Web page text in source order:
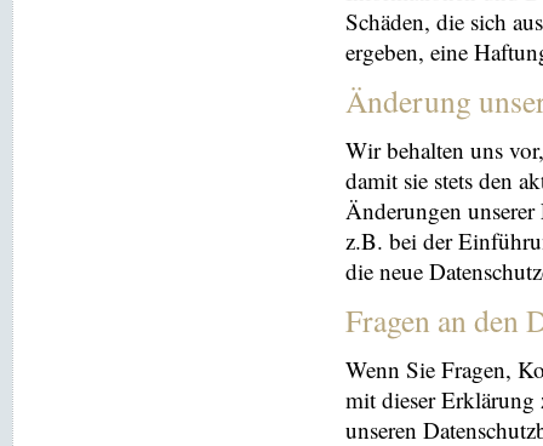
Schäden, die sich
ergeben, eine
Änderung
Wir behalten uns
damit sie stets den
Änderungen
z.B. bei der
die neue
Fragen an den
Wenn Sie Fragen,
mit dieser Erklärung
unseren